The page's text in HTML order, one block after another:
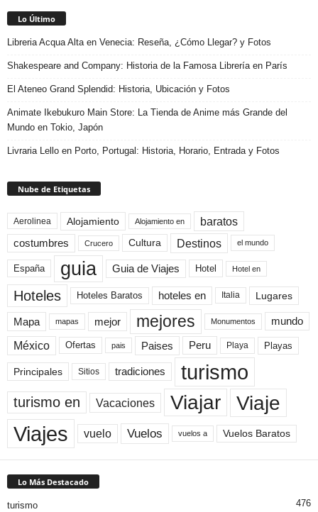
Lo Último
Libreria Acqua Alta en Venecia: Reseña, ¿Cómo Llegar? y Fotos
Shakespeare and Company: Historia de la Famosa Librería en París
El Ateneo Grand Splendid: Historia, Ubicación y Fotos
Animate Ikebukuro Main Store: La Tienda de Anime más Grande del
Mundo en Tokio, Japón
Livraria Lello en Porto, Portugal: Historia, Horario, Entrada y Fotos
Nube de Etiquetas
Aerolinea Alojamiento Alojamiento en baratos
costumbres Crucero Cultura Destinos el mundo
España guia Guia de Viajes Hotel Hotel en
Hoteles Hoteles Baratos hoteles en Italia Lugares
Mapa mapas mejor mejores Monumentos mundo
México Ofertas pais Paises Peru Playa Playas
Principales Sitios tradiciones turismo
turismo en Vacaciones Viajar Viaje
Viajes vuelo Vuelos vuelos a Vuelos Baratos
Lo Más Destacado
turismo 476